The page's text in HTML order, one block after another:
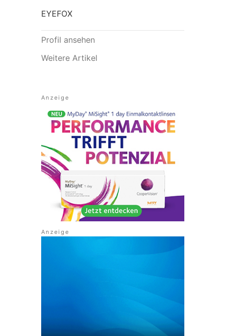
EYEFOX
Profil ansehen
Weitere Artikel